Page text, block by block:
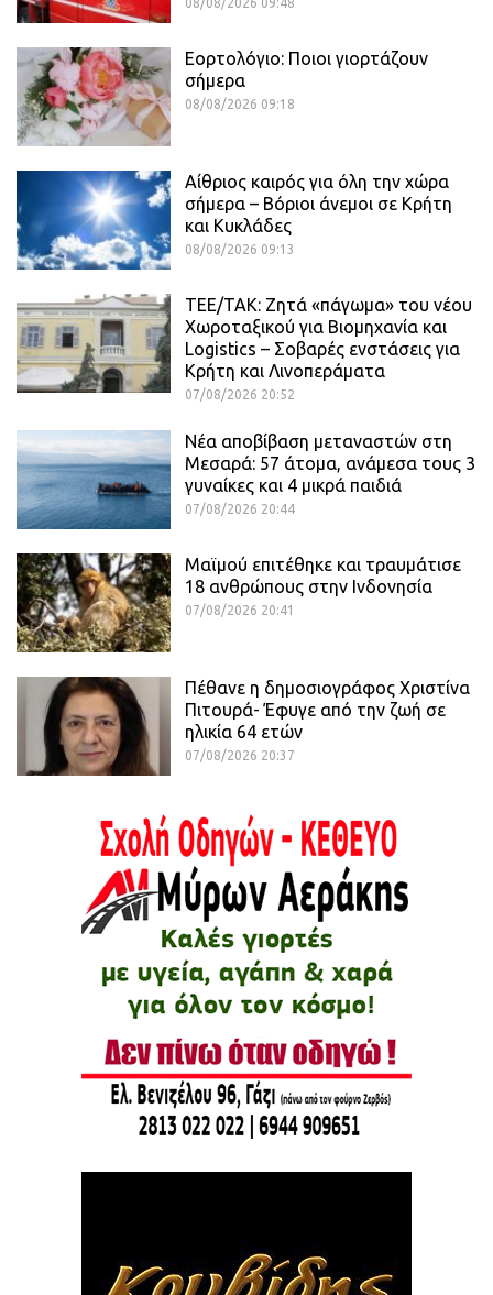
08/08/2026 09:48
Εορτολόγιο: Ποιοι γιορτάζουν
σήμερα
08/08/2026 09:18
Αίθριος καιρός για όλη την χώρα
σήμερα – Βόριοι άνεμοι σε Κρήτη
και Κυκλάδες
08/08/2026 09:13
ΤΕΕ/ΤΑΚ: Ζητά «πάγωμα» του νέου
Χωροταξικού για Βιομηχανία και
Logistics – Σοβαρές ενστάσεις για
Κρήτη και Λινοπεράματα
07/08/2026 20:52
Νέα αποβίβαση μεταναστών στη
Μεσαρά: 57 άτομα, ανάμεσα τους 3
γυναίκες και 4 μικρά παιδιά
07/08/2026 20:44
Μαϊμού επιτέθηκε και τραυμάτισε
18 ανθρώπους στην Ινδονησία
07/08/2026 20:41
Πέθανε η δημοσιογράφος Χριστίνα
Πιτουρά- Έφυγε από την ζωή σε
ηλικία 64 ετών
07/08/2026 20:37